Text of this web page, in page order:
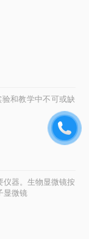
和教学中不可或缺
仪器。生物显微镜按
显微镜